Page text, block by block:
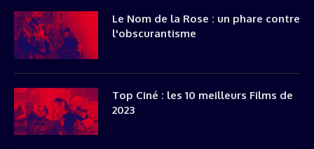
Le Nom de la Rose : un phare contre
l'obscurantisme
Top Ciné : les 10 meilleurs Films de
2023